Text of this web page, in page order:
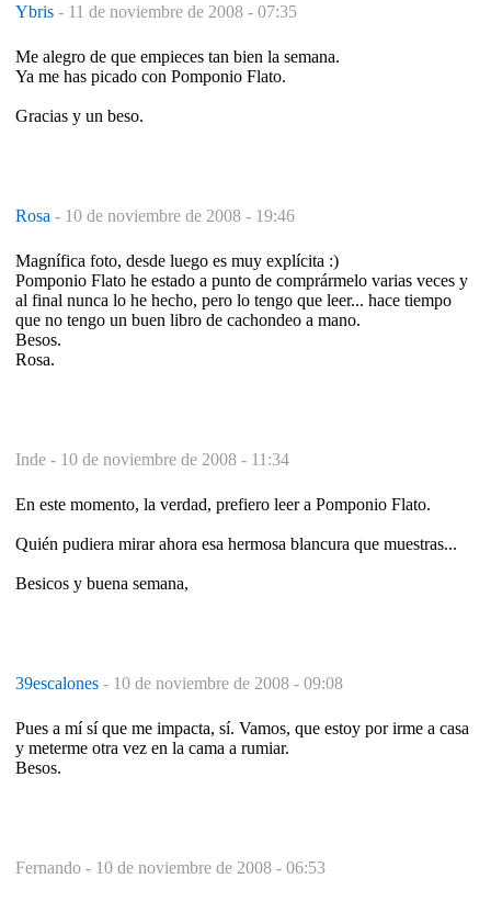
Ybris - 11 de noviembre de 2008 - 07:35
Me alegro de que empieces tan bien la semana.
Ya me has picado con Pomponio Flato.
Gracias y un beso.
Rosa - 10 de noviembre de 2008 - 19:46
Magnífica foto, desde luego es muy explícita :)
Pomponio Flato he estado a punto de comprármelo varias veces y
al final nunca lo he hecho, pero lo tengo que leer... hace tiempo
que no tengo un buen libro de cachondeo a mano.
Besos.
Rosa.
Inde - 10 de noviembre de 2008 - 11:34
En este momento, la verdad, prefiero leer a Pomponio Flato.
Quién pudiera mirar ahora esa hermosa blancura que muestras...
Besicos y buena semana,
39escalones - 10 de noviembre de 2008 - 09:08
Pues a mí sí que me impacta, sí. Vamos, que estoy por irme a casa
y meterme otra vez en la cama a rumiar.
Besos.
Fernando - 10 de noviembre de 2008 - 06:53